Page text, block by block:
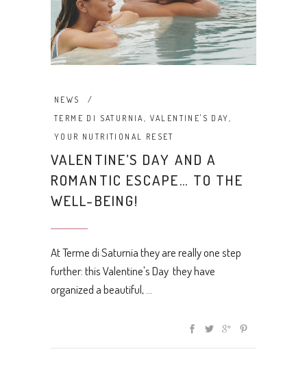
NEWS
TERME DI SATURNIA
VALENTINE'S DAY
YOUR NUTRITIONAL RESET
VALENTINE’S DAY AND A
ROMANTIC ESCAPE… TO THE
WELL-BEING!
At Terme di Saturnia they are really one step
further: this Valentine's Day they have
organized a beautiful,